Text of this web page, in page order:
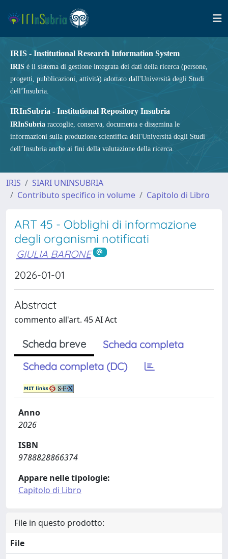
IRIS - Institutional Research Information System
IRIS è il sistema di gestione integrata dei dati della ricerca (persone,
progetti, pubblicazioni, attività) adottato dall'Università degli Studi
dell’Insubria.
IRInSubria - Institutional Repository Insubria
IRInSubria raccoglie, conserva, documenta e dissemina le
informazioni sulla produzione scientifica dell'Università degli Studi
dell’Insubria anche ai fini della valutazione della ricerca.
IRIS
SIARI UNINSUBRIA
Contributo specifico in volume
Capitolo di Libro
ART 45 - Obblighi di informazione
degli organismi notificati
GIULIA BARONE
2026-01-01
Abstract
commento all'art. 45 AI Act
Scheda breve
Scheda completa
Scheda completa (DC)
Anno
2026
ISBN
9788828866374
Appare nelle tipologie:
Capitolo di Libro
File in questo prodotto:
File